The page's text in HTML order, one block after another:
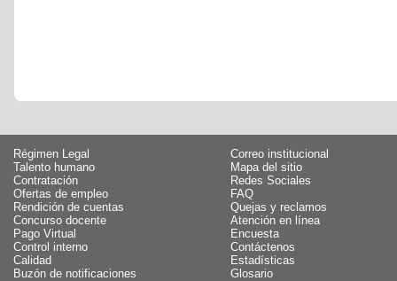
Régimen Legal
Talento humano
Contratación
Ofertas de empleo
Rendición de cuentas
Concurso docente
Pago Virtual
Control interno
Calidad
Buzón de notificaciones
Correo institucional
Mapa del sitio
Redes Sociales
FAQ
Quejas y reclamos
Atención en línea
Encuesta
Contáctenos
Estadísticas
Glosario